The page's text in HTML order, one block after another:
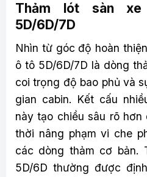
Thảm lót sàn
5D/6D/7D
Nhìn từ góc độ hoàn
ô tô 5D/6D/7D là dòng
coi trọng độ bao phủ và
gian cabin. Kết cấu
này tạo chiều sâu rõ
thời nâng phạm vi che
các dòng thảm cơ bản.
5D/6D thường được